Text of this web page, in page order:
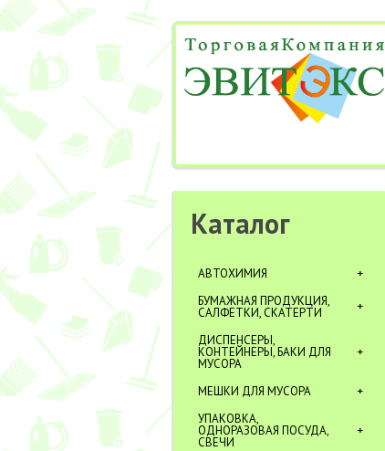
Каталог
АВТОХИМИЯ
БУМАЖНАЯ ПРОДУКЦИЯ,
САЛФЕТКИ, СКАТЕРТИ
ДИСПЕНСЕРЫ,
КОНТЕЙНЕРЫ, БАКИ ДЛЯ
МУСОРА
МЕШКИ ДЛЯ МУСОРА
УПАКОВКА,
ОДНОРАЗОВАЯ ПОСУДА,
СВЕЧИ